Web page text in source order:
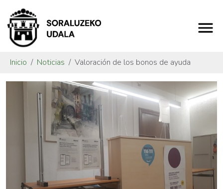
Inicio Noticias Valoración de los bonos de ayuda